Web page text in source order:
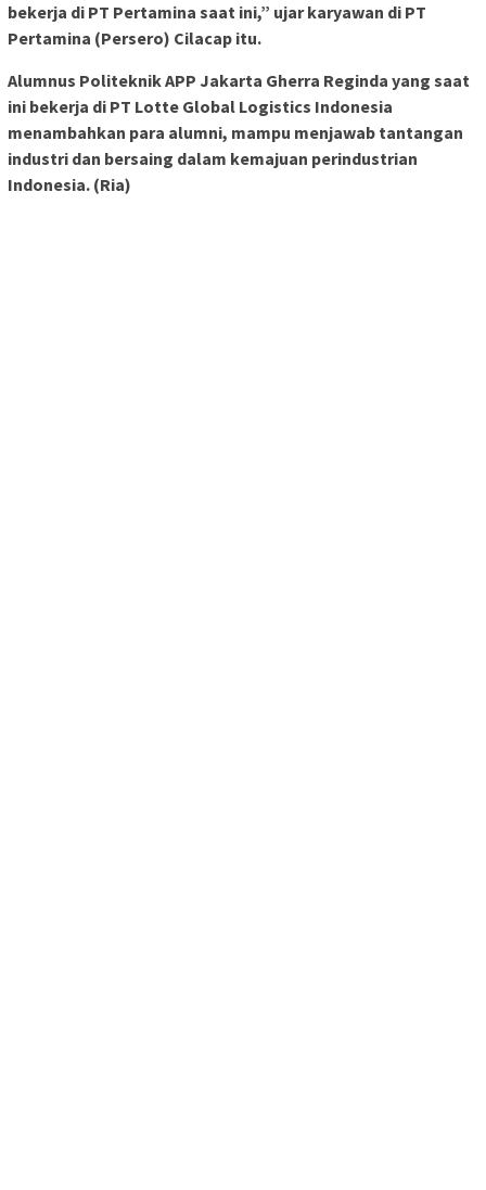
bekerja di PT Pertamina saat ini,” ujar karyawan di PT
Pertamina (Persero) Cilacap itu.
Alumnus Politeknik APP Jakarta Gherra Reginda yang saat
ini bekerja di PT Lotte Global Logistics Indonesia
menambahkan para alumni, mampu menjawab tantangan
industri dan bersaing dalam kemajuan perindustrian
Indonesia. (Ria)